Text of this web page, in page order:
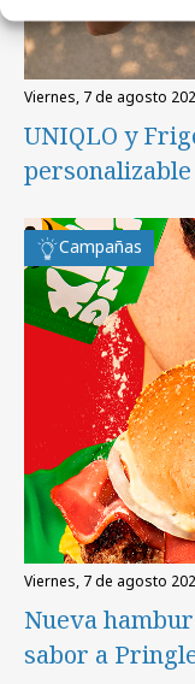
viernes, 7 de agosto
UNIQLO y
personalizable
Campañas
viernes, 7 de agosto
Nueva
sabor a